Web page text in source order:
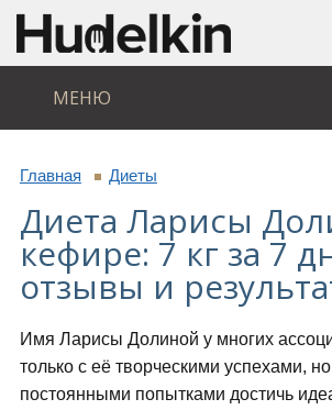
МЕНЮ
Главная Диеты
Диета Ларисы
кефире: 7 кг за 7
отзывы и
Имя Ларисы Долиной у многих
только с её творческими успехами,
постоянными попытками достичь